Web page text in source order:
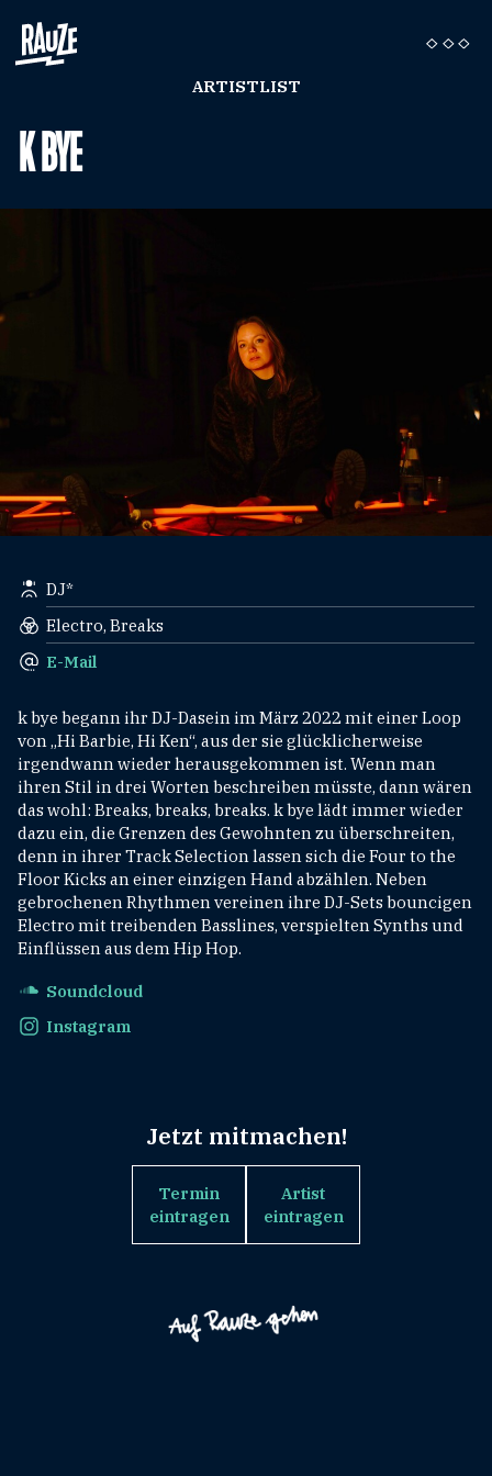
ARTISTLIST
K BYE
DJ*
Electro, Breaks
E-Mail
k bye begann ihr DJ-Dasein im März 2022 mit einer Loop
von „Hi Barbie, Hi Ken“, aus der sie glücklicherweise
irgendwann wieder herausgekommen ist. Wenn man
ihren Stil in drei Worten beschreiben müsste, dann wären
das wohl: Breaks, breaks, breaks. k bye lädt immer wieder
dazu ein, die Grenzen des Gewohnten zu überschreiten,
denn in ihrer Track Selection lassen sich die Four to the
Floor Kicks an einer einzigen Hand abzählen. Neben
gebrochenen Rhythmen vereinen ihre DJ-Sets bouncigen
Electro mit treibenden Basslines, verspielten Synths und
Einflüssen aus dem Hip Hop.
Soundcloud
Instagram
Jetzt mitmachen!
Termin
eintragen
Artist
eintragen